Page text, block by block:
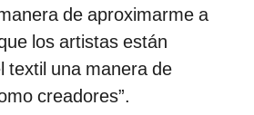
de aproximarme a
los artistas están
textil una manera de
creadores”.